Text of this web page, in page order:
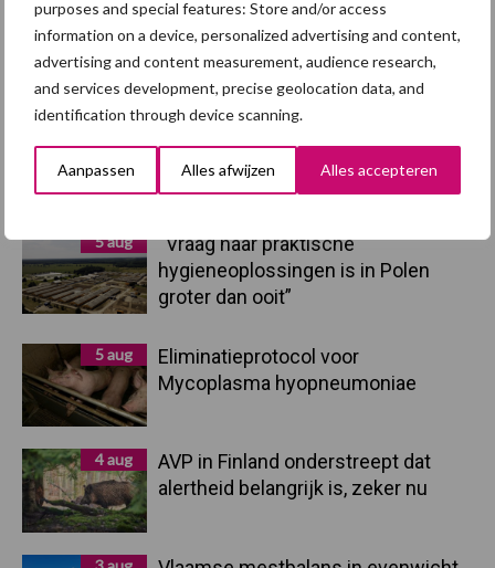
purposes and special features: Store and/or access
information on a device, personalized advertising and content,
advertising and content measurement, audience research,
and services development, precise geolocation data, and
identification through device scanning.
Aanpassen Alles afwijzen Alles accepteren
Primaire
Recent nieuws Partner nieuws
5 aug
“Vraag naar praktische
hygieneoplossingen is in Polen
groter dan ooit”
5 aug
Eliminatieprotocol voor
Mycoplasma hyopneumoniae
4 aug
AVP in Finland onderstreept dat
alertheid belangrijk is, zeker nu
Toon meer